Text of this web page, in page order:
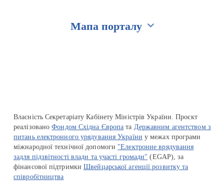
Мапа порталу
Власність Секретаріату Кабінету Міністрів України. Проєкт
реалізованоФондом Східна Європа та Державним агентством з
питань електронного урядування України у межах програми
міжнародної технічної допомоги "Електронне врядування
задля підзвітності влади та участі громади" (EGAP), за
фінансової підтримкиШвейцарської агенції розвитку та
співробітництва